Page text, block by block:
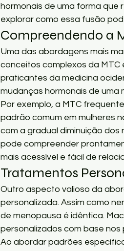
hormonais de uma forma que
explorar como essa fusão
Compreendendo a
Uma das abordagens mais
conceitos complexos da MTC
praticantes da medicina
mudanças hormonais de uma
Por exemplo, a MTC
padrão comum em mulheres
com a gradual diminuição
pode compreender
mais acessível e fácil de
Tratamentos
Outro aspecto valioso da
personalizada. Assim como
de menopausa é idêntica.
personalizados com base nos
Ao abordar padrões